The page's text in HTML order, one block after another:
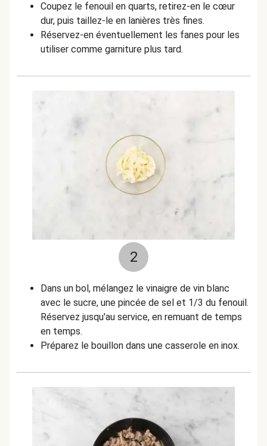
Coupez le fenouil en quarts, retirez-en le cœur
dur, puis taillez-le en lanières très fines.
Réservez-en éventuellement les fanes pour les
utiliser comme garniture plus tard.
2
Dans un bol, mélangez le vinaigre de vin blanc
avec le sucre, une pincée de sel et 1/3 du fenouil.
Réservez jusqu'au service, en remuant de temps
en temps.
Préparez le bouillon dans une casserole en inox.